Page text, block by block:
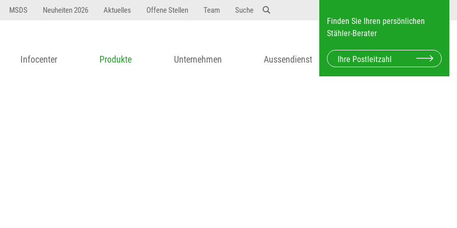
MSDS Neuheiten 2026 Aktuelles Offene Stellen Team Suche
Finden Sie Ihren persönlichen
Stähler-Berater
Infocenter Produkte Unternehmen Aussendienst
asdfW134 245 34" string(62) "Test 12 {FONT:12} Dosierungen: test 123 dfasdf asdfW134 245 34"